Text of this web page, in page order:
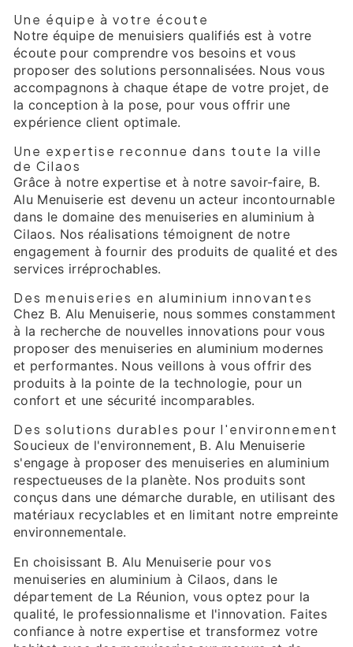
Une équipe à votre écoute
Notre équipe de menuisiers qualifiés est à votre
écoute pour comprendre vos besoins et vous
proposer des solutions personnalisées. Nous vous
accompagnons à chaque étape de votre projet, de
la conception à la pose, pour vous offrir une
expérience client optimale.
Une expertise reconnue dans toute la ville
de Cilaos
Grâce à notre expertise et à notre savoir-faire, B.
Alu Menuiserie est devenu un acteur incontournable
dans le domaine des menuiseries en aluminium à
Cilaos. Nos réalisations témoignent de notre
engagement à fournir des produits de qualité et des
services irréprochables.
Des menuiseries en aluminium innovantes
Chez B. Alu Menuiserie, nous sommes constamment
à la recherche de nouvelles innovations pour vous
proposer des menuiseries en aluminium modernes
et performantes. Nous veillons à vous offrir des
produits à la pointe de la technologie, pour un
confort et une sécurité incomparables.
Des solutions durables pour l'environnement
Soucieux de l'environnement, B. Alu Menuiserie
s'engage à proposer des menuiseries en aluminium
respectueuses de la planète. Nos produits sont
conçus dans une démarche durable, en utilisant des
matériaux recyclables et en limitant notre empreinte
environnementale.
En choisissant B. Alu Menuiserie pour vos
menuiseries en aluminium à Cilaos, dans le
département de La Réunion, vous optez pour la
qualité, le professionnalisme et l'innovation. Faites
confiance à notre expertise et transformez votre